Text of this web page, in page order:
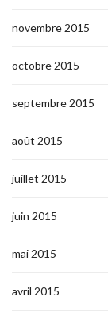
novembre 2015
octobre 2015
septembre 2015
août 2015
juillet 2015
juin 2015
mai 2015
avril 2015